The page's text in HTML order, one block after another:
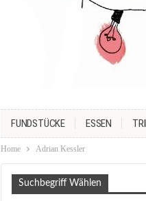
FUNDSTÜCKE ESSEN
Home Adrian Kessler
Suchbegriff Wählen